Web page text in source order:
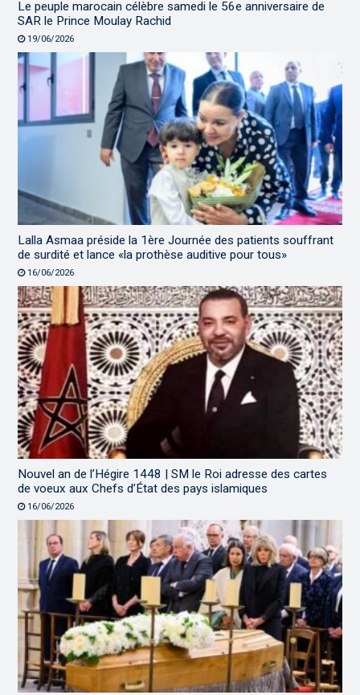
Le peuple marocain célèbre samedi le 56e anniversaire de
SAR le Prince Moulay Rachid
19/06/2026
Lalla Asmaa préside la 1ère Journée des patients souffrant
de surdité et lance «la prothèse auditive pour tous»
16/06/2026
Nouvel an de l’Hégire 1448 | SM le Roi adresse des cartes
de voeux aux Chefs d’État des pays islamiques
16/06/2026